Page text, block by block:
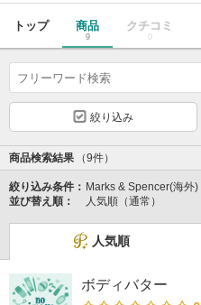
トップ 商品
9
クチコミ
0
絞り込み
商品検索結果 （9件）
絞り込み条件： Marks & Spencer(海外)
並び替え順：
人気順（通常）
人気順
ボディバター